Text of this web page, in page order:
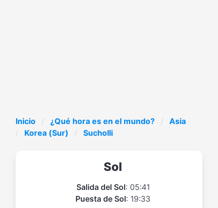
Inicio ¿Qué hora es en el mundo?
Asia
Korea (Sur)
Sucholli
Sol
Salida del Sol: 05:41
Puesta de Sol: 19:33